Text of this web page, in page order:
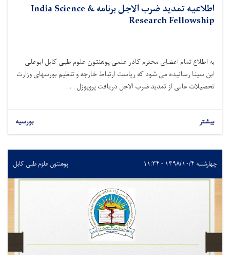
اطلاعیه تمدید ضرب الاجل برنامه India Science &
Research Fellowship
به اطلاع تمام اعضای محترم کادر علمی پوهنتون علوم طبی کابل ابوعلی
ابن سینا رسانیده می شود که ریاست ارتباط خارجه و تنظیم بورسهای وزارت
تحصیلات عالی از تمدید ضرب الاجل دریافت پروپوزل . . .
بیشتر بورسیه
چهارشنبه ۱۳۹۸/۱۰/۴ - ۱۱:۳۴ پوهنتون علوم طبی کابل